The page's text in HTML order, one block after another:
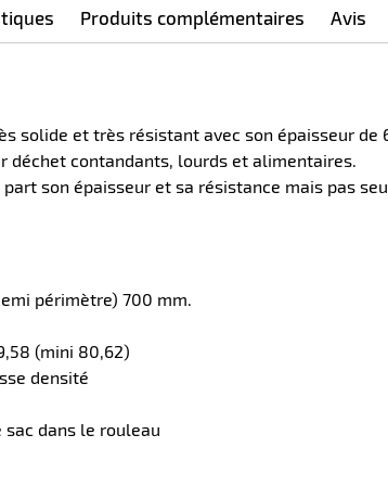
Produits complémentaires Avis
solide et très résistant avec son épaisseur de
déchet contandants, lourds et alimentaires.
son épaisseur et sa résistance mais pas
périmètre) 700 mm.
(mini 80,62)
densité
dans le rouleau